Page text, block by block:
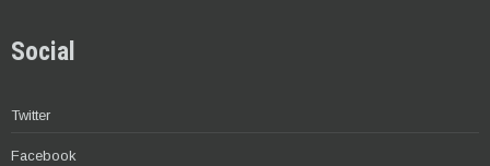
Social
Twitter
Facebook